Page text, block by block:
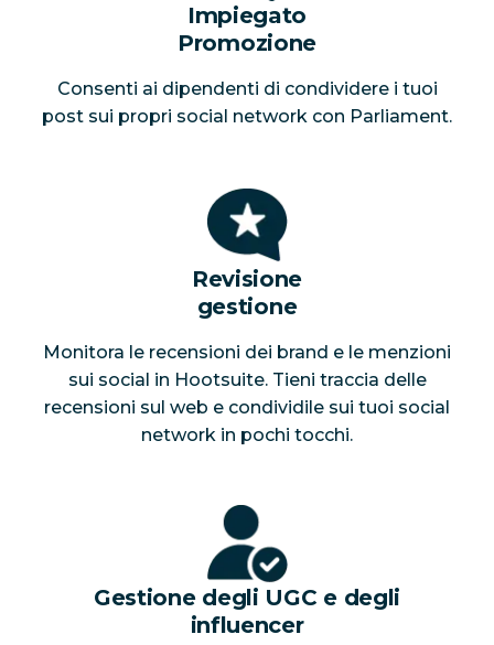
Impiegato
Promozione
Consenti ai dipendenti di condividere i tuoi
post sui propri social network con Parliament.
Revisione
gestione
Monitora le recensioni dei brand e le menzioni
sui social in Hootsuite. Tieni traccia delle
recensioni sul web e condividile sui tuoi social
network in pochi tocchi.
Gestione degli UGC e degli
influencer